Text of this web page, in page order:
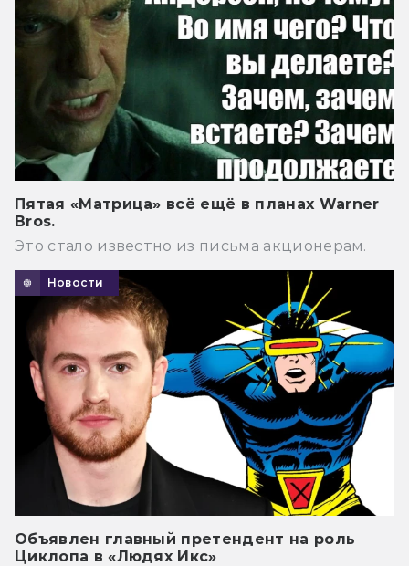
Пятая «Матрица» всё ещё в планах Warner
Bros.
Это стало известно из письма акционерам.
Новости
Объявлен главный претендент на роль
Циклопа в «Людях Икс»